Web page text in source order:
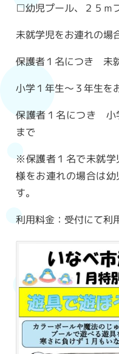
□幼児プール、２５ｍ
未就学児をお連れの場
保護者１名につき 未
小学１年生～３年生を
保護者１名につき 小
まで
※保護者１名で未就学
様をお連れの場合は
す。
利用料金：受付にて利